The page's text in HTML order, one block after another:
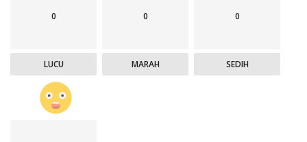
0
LUCU
0
MARAH
0
SEDIH